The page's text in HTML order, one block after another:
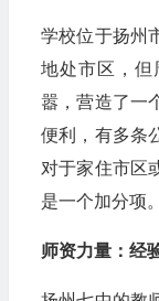
学校位于扬州
地处市区，但
嚣，营造了一
便利，有多条
对于家住市区
是一个加分项。
师资力量：经